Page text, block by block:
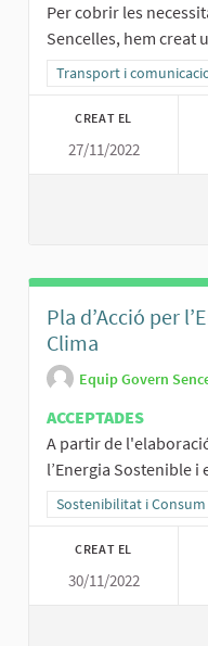
Per cobrir les
Sencelles, hem creat
Resultats al filtrar per
Transport i
CREAT EL
27/11/2022
Pla d’Acció per
Clima
Equip Govern
ACCEPTADES
A partir de
l’Energia Sostenible i
Resultats al filtrar per
Sostenibilitat i
CREAT EL
30/11/2022